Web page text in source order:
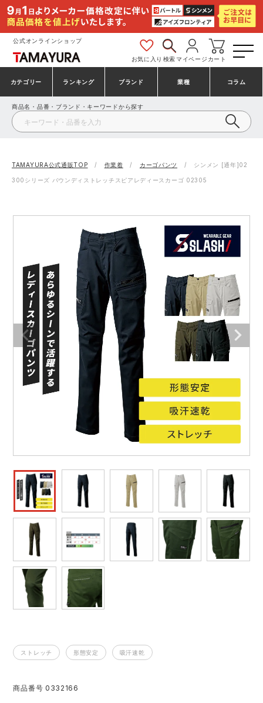
公式オンラインショップ
お気に入り 検索マイページ カート
カテゴリー
安全靴・作業靴
事務服・オフィスウェア
防寒着
作業用手袋
アウトドア・スポーツ
ワークスーツ
コンプレッションウェア
安全保護具
レインウェア・カッパ
ヤッケ
作業用小物・アクセサリー
つなぎ
ランキング
安全靴ランキング
安全靴スニーカーランキング
アシックス安全靴ランキング
ミズノ安全靴ランキング
作業着ランキング
アウトドアウェアランキング
つなぎランキング
空調服ランキング
コンプレッションウェアランキング
作業用ポロシャツランキング
作業用手袋ランキング
レインウェアランキング
アイズフロンティア ランキング
コーコス ランキング
アイトス ランキング
ブランド
アシックス
プーマ コンバース（CONVERSE）
アイズフロンティア
寅壱 アイトス株式会社
コーコス ジーベック
クロダルマ 桑和
山田辰
ボンマックス
GUSH FORCE
GDジャパン カーシーカシマ
シンメン 日進ゴム
ハイパーV
ニオイクリア タカヤ商事
エアークラフト
業種
建設・建築作業服
製造・工場作業服
農作業服
電気・設備作業服
配達・営業作業服
自動車整備士作業服
DIY・日曜大工作業服
運送・倉庫作業服
清掃・ビルメンテ作業服
夜間・高視認性安全服
医療白衣・介護服
コラム
商品名・品番・ブランド・キーワードから探す
TAMAYURA公式通販TOP 作業着 カーゴパンツ シンメン [通年]02
300シリーズ バウンディストレッチスピアレディースカーゴ 02305
ストレッチ 形態安定 吸汗速乾
商品番号 0332166